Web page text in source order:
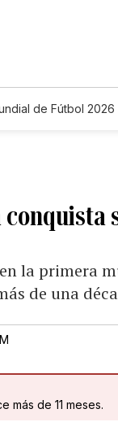
de Fútbol 2026
la primera
de una
más de 11 meses.